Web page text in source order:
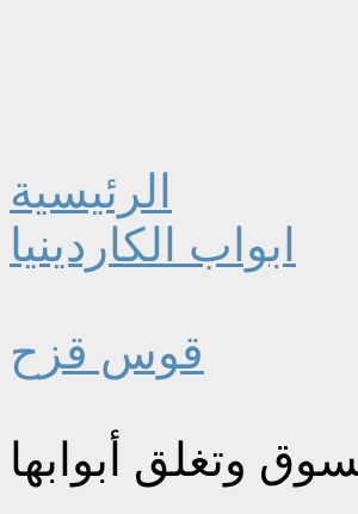
الرئيسية
ابواب الكاردينيا
قوس قزح